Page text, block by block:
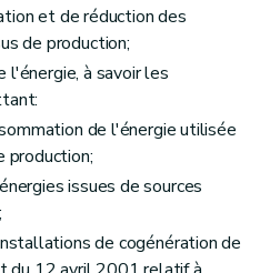
et de réduction des
de production;
l'énergie, à savoir les
de l'énergie utilisée
production;
issues de sources
de cogénération de